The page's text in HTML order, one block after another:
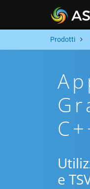
Prodotti
e